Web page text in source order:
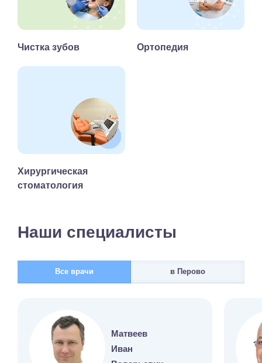
Чистка зубов Ортопедия
Хирургическая
стоматология
Наши специалисты
Все врачи в Перово
Матвеев
Иван